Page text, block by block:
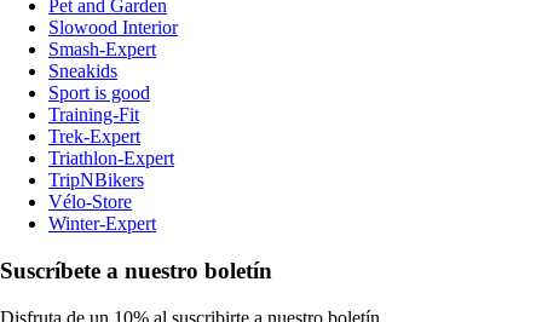
Pet and Garden
Slowood Interior
Smash-Expert
Sneakids
Sport is good
Training-Fit
Trek-Expert
Triathlon-Expert
TripNBikers
Vélo-Store
Winter-Expert
Suscríbete a nuestro boletín
Disfruta de un 10% al suscribirte a nuestro boletín